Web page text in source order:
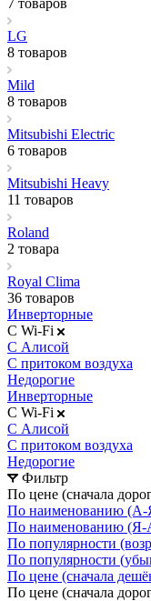
LG
8 товаров
Mild
8 товаров
Mitsubishi Electric
6 товаров
Mitsubishi Heavy
11 товаров
Roland
2 товара
Royal Clima
36 товаров
Инверторные
С Wi-Fi
С Алисой
С притоком воздуха
Недорогие
Инверторные
С Wi-Fi
С Алисой
С притоком воздуха
Недорогие
Фильтр
По цене (сначала
По наименованию
По наименованию
По популярности
По популярности
По цене (сначала
По цене (сначала